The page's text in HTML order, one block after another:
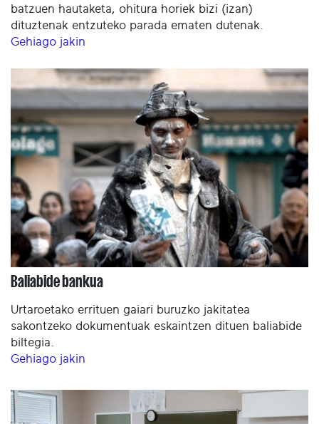
batzuen hautaketa, ohitura horiek bizi (izan)
dituztenak entzuteko parada ematen dutenak.
Gehiago jakin
Baliabide bankua
Urtaroetako errituen gaiari buruzko jakitatea
sakontzeko dokumentuak eskaintzen dituen baliabide
biltegia.
Gehiago jakin